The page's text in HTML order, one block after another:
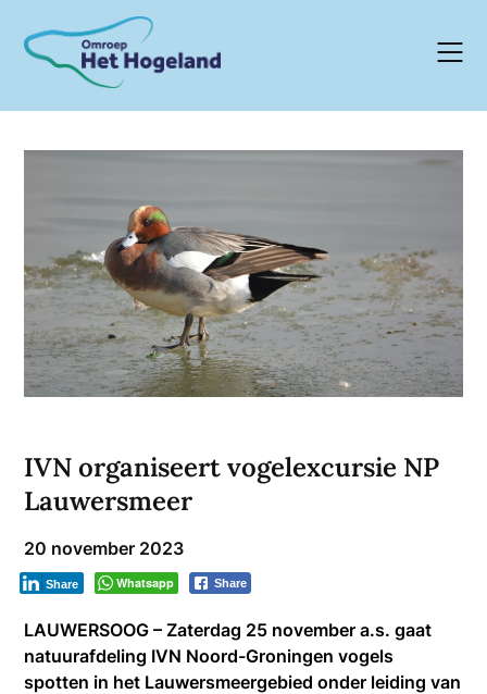
content
IVN organiseert vogelexcursie NP
Lauwersmeer
20 november 2023
Whatsapp Share
Share
LAUWERSOOG – Zaterdag 25 november a.s. gaat
natuurafdeling IVN Noord-Groningen vogels
spotten in het Lauwersmeergebied onder leiding van